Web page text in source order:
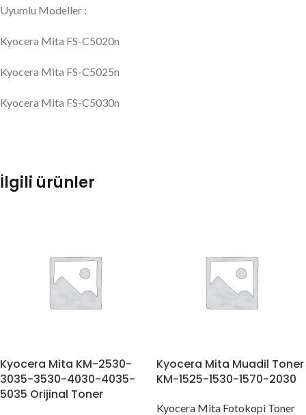
Uyumlu Modeller :
Kyocera Mita FS-C5020n
Kyocera Mita FS-C5025n
Kyocera Mita FS-C5030n
İlgili ürünler
Kyocera Mita KM-2530-
3035-3530-4030-4035-
5035 Orijinal Toner
Kyocera Mita Muadil Toner
KM-1525-1530-1570-2030
Kyocera Mita Fotokopi Toner